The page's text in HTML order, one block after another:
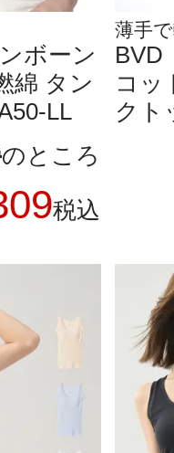
ボーン
綿 タン
LL
のところ
税込
薄手
BVD
コッ
クト